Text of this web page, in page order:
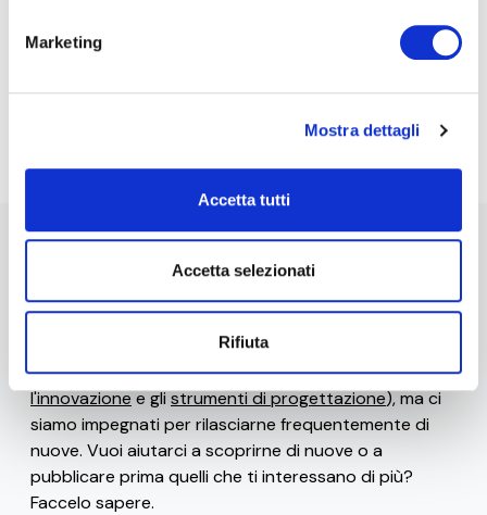
Marketing
Mostra dettagli
Accetta tutti
Accetta selezionati
Rifiuta
trattamento dei dati personali
Iscriviti alla Newsletter
Stai navigando la versione beta di 0-10x / Innovation
Ad oggi sono disponibili solo alcunerisorse gratuite
frasi celebri dei ribelli
dell'innovazione, ibias e le euristiche che uccidono
l'innovazionee glistrumenti di progettazione), ma ci
siamo impegnati per rilasciarne frequentemente di
nuove. Vuoi aiutarci a scoprirne di nuove o a
pubblicare prima quelli che ti interessano di più?
Faccelo sapere.